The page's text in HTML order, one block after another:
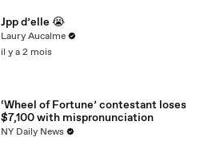
Jpp d’elle 😭
Laury Aucalme
il y a 2 mois
‘Wheel of Fortune’ contestant loses
$7,100 with mispronunciation
NY Daily News